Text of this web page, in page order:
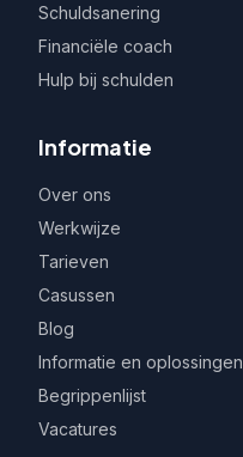
Schuldsanering
Financiële coach
Hulp bij schulden
Informatie
Over ons
Werkwijze
Tarieven
Casussen
Blog
Informatie en oplossingen
Begrippenlijst
Vacatures